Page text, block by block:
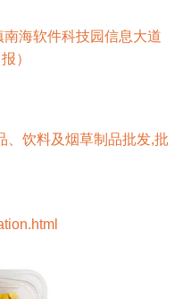
海软件科技园信息大道
）
、饮料及烟草制品批发,批